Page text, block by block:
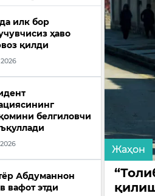
илк бор
ҳаво
қилди
белгиловчи
Абдуманнон
вафот этди
Жаҳон